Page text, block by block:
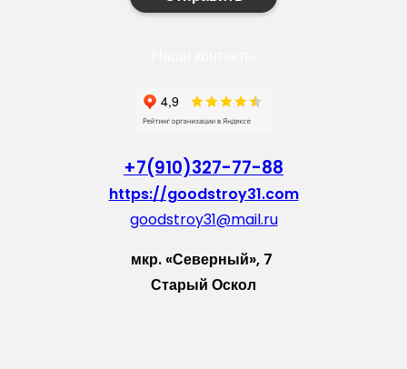
+7(910)327-77-88
https://goodstroy31.com
goodstroy31@mail.ru
мкр. «Северный», 7
Старый Оскол